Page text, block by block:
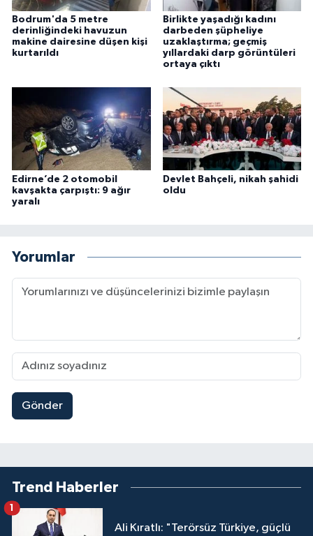
Bodrum'da 5 metre
derinliğindeki havuzun
makine dairesine düşen kişi
kurtarıldı
Birlikte yaşadığı kadını
darbeden şüpheliye
uzaklaştırma; geçmiş
yıllardaki darp görüntüleri
ortaya çıktı
Edirne’de 2 otomobil
kavşakta çarpıştı: 9 ağır
yaralı
Devlet Bahçeli, nikah şahidi
oldu
Yorumlar
Gönder
Trend Haberler
Ali Kıratlı: "Terörsüz Türkiye, güçlü
1